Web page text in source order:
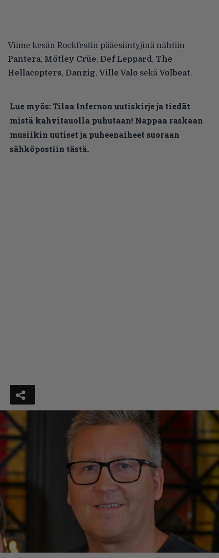
Viime kesän Rockfestin pääesiintyjinä nähtiin
Pantera, Mötley Crüe, Def Leppard, The
Hellacopters, Danzig, Ville Valo sekä Volbeat.
Lue myös:Tilaa Infernon uutiskirje ja tiedät
mistä kahvitauolla puhutaan! Nappaa raskaan
musiikin uutiset ja puheenaiheet suoraan
sähköpostiin tästä.